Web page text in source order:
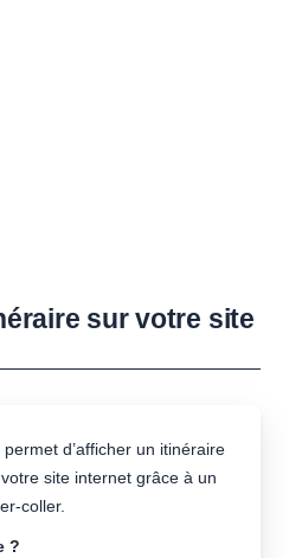
sur votre site
d’afficher un itinéraire
site internet grâce à un
coller.
?